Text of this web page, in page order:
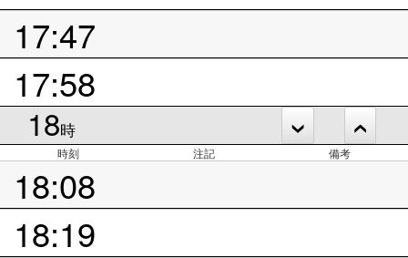
17:47
17:58
18時
時刻 注記 備考
18:08
18:19